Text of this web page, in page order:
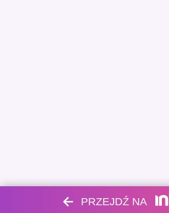
PRZEJDŹ NA